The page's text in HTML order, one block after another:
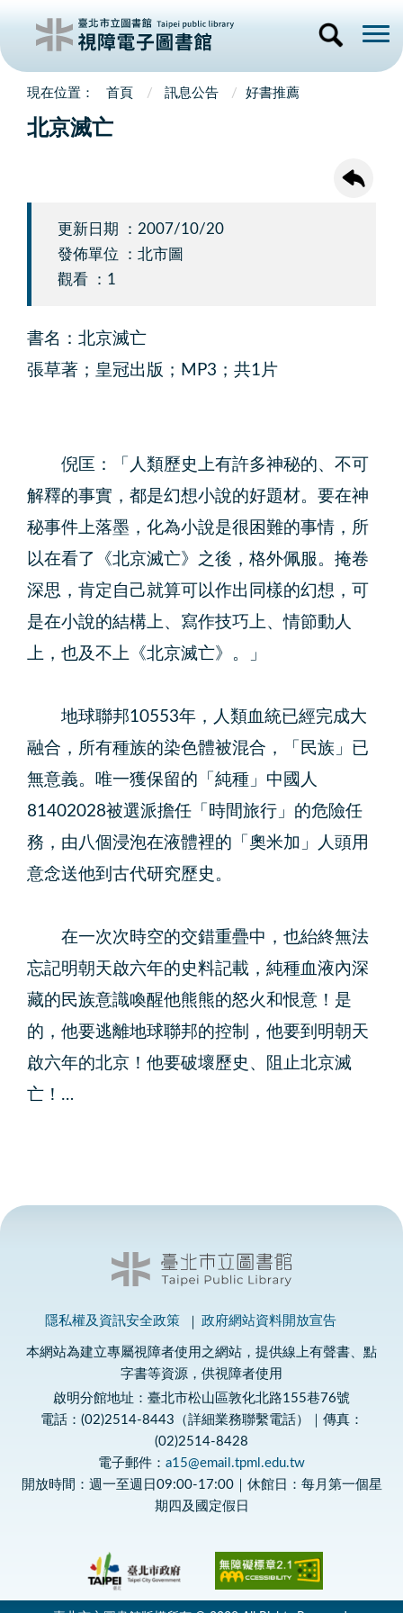
首頁 訊息公告 好書推薦
北京滅亡
更新日期 ：2007/10/20
發佈單位 ：北市圖
觀看 ：1
書名：北京滅亡
張草著；皇冠出版；MP3；共1片
倪匡：「人類歷史上有許多神秘的、不可
解釋的事實，都是幻想小說的好題材。要在神
秘事件上落墨，化為小說是很困難的事情，所
以在看了《北京滅亡》之後，格外佩服。掩卷
深思，肯定自己就算可以作出同樣的幻想，可
是在小說的結構上、寫作技巧上、情節動人
上，也及不上《北京滅亡》。」
地球聯邦10553年，人類血統已經完成大
融合，所有種族的染色體被混合，「民族」已
無意義。唯一獲保留的「純種」中國人
81402028被選派擔任「時間旅行」的危險任
務，由八個浸泡在液體裡的「奧米加」人頭用
意念送他到古代研究歷史。
在一次次時空的交錯重疊中，也紿終無法
忘記明朝天啟六年的史料記載，純種血液內深
藏的民族意識喚醒他熊熊的怒火和恨意！是
的，他要逃離地球聯邦的控制，他要到明朝天
啟六年的北京！他要破壞歷史、阻止北京滅
亡！…
隱私權及資訊安全政策 政府網站資料開放宣告
本網站為建立專屬視障者使用之網站，提供線上有聲書、點
字書等資源，供視障者使用
啟明分館地址：臺北市松山區敦化北路155巷76號
電話：(02)2514-8443（詳細業務聯繫電話）｜傳真：
(02)2514-8428
電子郵件： a15@email.tpml.edu.tw
開放時間：週一至週日09:00-17:00｜休館日：每月第一個星
期四及國定假日